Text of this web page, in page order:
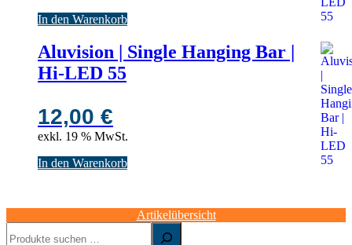
In den Warenkorb
Aluvision | Single Hanging Bar |
Hi-LED 55
12,00 €
exkl. 19 % MwSt.
In den Warenkorb
Artikelübersicht